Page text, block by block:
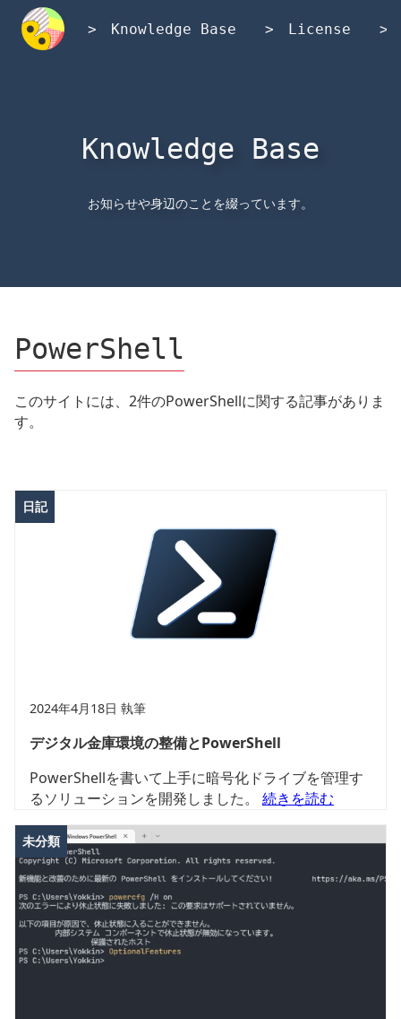
Knowledge Base License
Knowledge Base
お知らせや身辺のことを綴っています。
PowerShell
このサイトには、2件のPowerShellに関する記事がありま
す。
日記
2024年4月18日 執筆
デジタル金庫環境の整備とPowerShell
PowerShellを書いて上手に暗号化ドライブを管理す
るソリューションを開発しました。 続きを読む
未分類